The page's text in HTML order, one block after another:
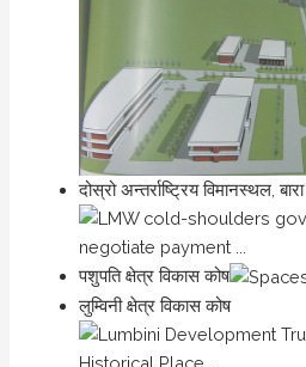
दोस्रो अन्तर्राष्ट्रिय विमानस्थल, बारा
पशुपति क्षेत्र विकास कोष
लुम्विनी क्षेत्र विकास कोष